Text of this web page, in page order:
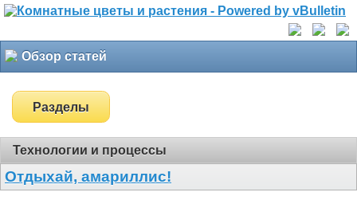
Обзор статей
Разделы
Технологии и процессы
Отдыхай, амариллис!